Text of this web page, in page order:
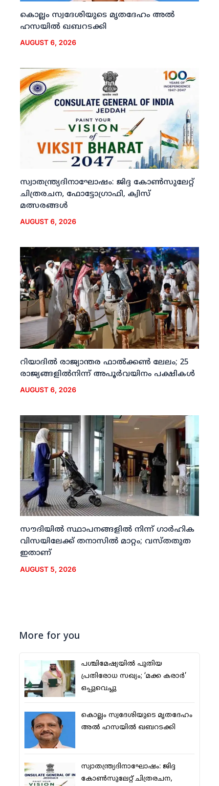
കൊല്ലം സ്വദേശിയുടെ മൃതദേഹം അല്‍
ഹസയില്‍ ഖബറടക്കി
AUGUST 6, 2026
സ്വാതന്ത്ര്യദിനാഘോഷം: ജിദ്ദ കോണ്‍സുലേറ്റ്
ചിത്രരചന, ഫോട്ടോഗ്രാഫി, ക്വിസ്
മത്സരങ്ങള്‍
AUGUST 6, 2026
റിയാദില്‍ രാജ്യാന്തര ഫാല്‍ക്കണ്‍ ലേലം; 25
രാജ്യങ്ങളില്‍നിന്ന് അപൂര്‍വയിനം പക്ഷികള്‍
AUGUST 6, 2026
സൗദിയില്‍ സ്ഥാപനങ്ങളില്‍ നിന്ന് ഗാര്‍ഹിക
വിസയിലേക്ക് തനാസില്‍ മാറ്റം; വസ്തതുത
ഇതാണ്
AUGUST 5, 2026
More for you
പശ്ചിമേഷ്യയില്‍ പുതിയ
പ്രതിരോധ സഖ്യം; ‘മക്ക കരാര്‍’
ഒപ്പുവെച്ചു
കൊല്ലം സ്വദേശിയുടെ മൃതദേഹം
അല്‍ ഹസയില്‍ ഖബറടക്കി
സ്വാതന്ത്ര്യദിനാഘോഷം: ജിദ്ദ
കോണ്‍സുലേറ്റ് ചിത്രരചന,